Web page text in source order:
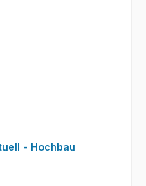
- Hochbau